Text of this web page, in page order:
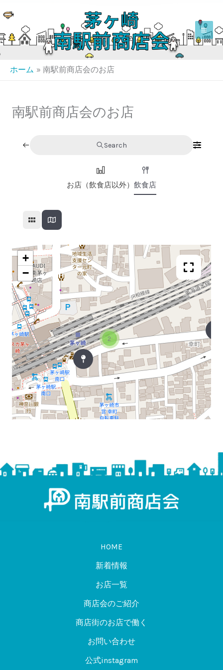
容
を
ス
ホーム 南駅前商店会のお店
南駅前商店会のお店
Search
お店（飲食店以外） 飲食店
2
+
−
HOME
新着情報
お店一覧
商店会のご紹介
商店街のお店で働く
お問い合わせ
公式instagram